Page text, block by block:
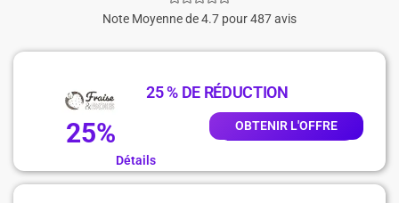
Note Moyenne de 4.7 pour 487 avis
25%
25 % DE RÉDUCTION
OBTENIR L'OFFRE
Détails